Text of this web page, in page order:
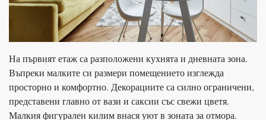
На първият етаж са разположени кухнята и дневната зона.
Въпреки малките си размери помещението изглежда
просторно и комфортно. Декорациите са силно ограничени,
представени главно от вази и саксии със свежи цветя.
Малкия фигурален килим внася уют в зоната за отмора.